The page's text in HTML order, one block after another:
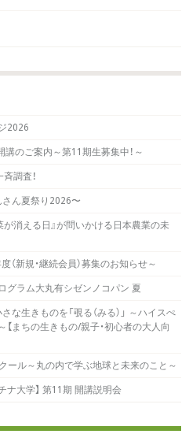
2026
講のご案内～第11期生募集中！～
調査！
ん夏祭り2026〜
が消える日』が問いかける日本農業の未
新規・継続会員）募集のお知らせ～
グラム大丸有シゼンノコパン 夏
な生きものを「覗る（みる）」 ～ハイスぺ
【まちの生きもの/親子・初心者の大人向
ール～丸の内で学ぶ地球と未来のこと～
ナ大学】 第11期 開講説明会